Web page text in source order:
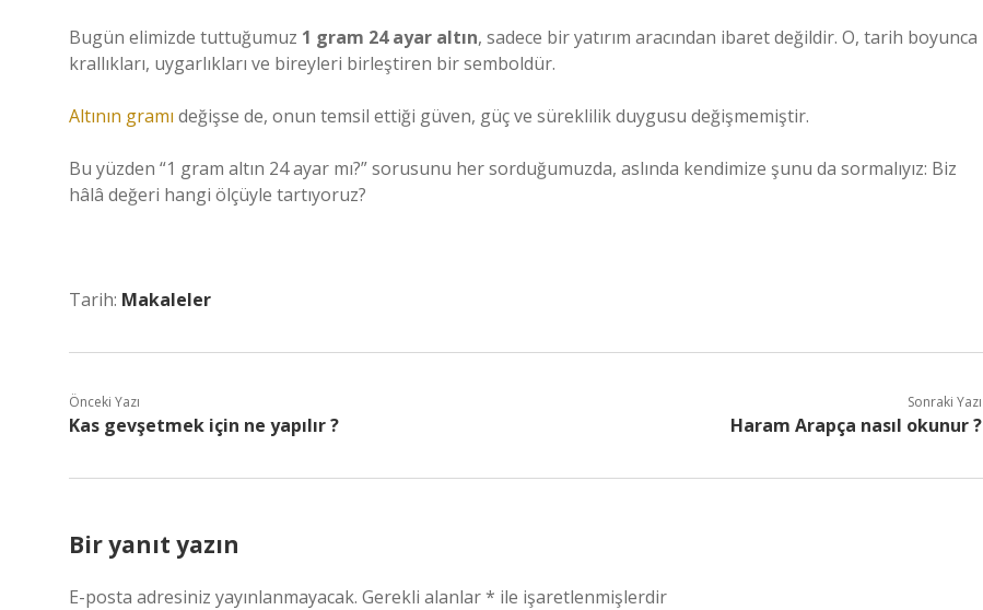
Bugün elimizde tuttuğumuz 1 gram 24 ayar altın, sadece bir yatırım aracından ibaret değildir. O, tarih boyunca
krallıkları, uygarlıkları ve bireyleri birleştiren bir semboldür.
Altının gramı değişse de, onun temsil ettiği güven, güç ve süreklilik duygusu değişmemiştir.
Bu yüzden “1 gram altın 24 ayar mı?” sorusunu her sorduğumuzda, aslında kendimize şunu da sormalıyız: Biz
hâlâ değeri hangi ölçüyle tartıyoruz?
Tarih: Makaleler
Önceki Yazı
Kas gevşetmek için ne yapılır ?
Sonraki Yazı
Haram Arapça nasıl okunur ?
Bir yanıt yazın
E-posta adresiniz yayınlanmayacak. Gerekli alanlar* ile işaretlenmişlerdir